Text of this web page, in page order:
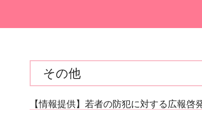
その他
【情報提供】若者の防犯に対する広報啓